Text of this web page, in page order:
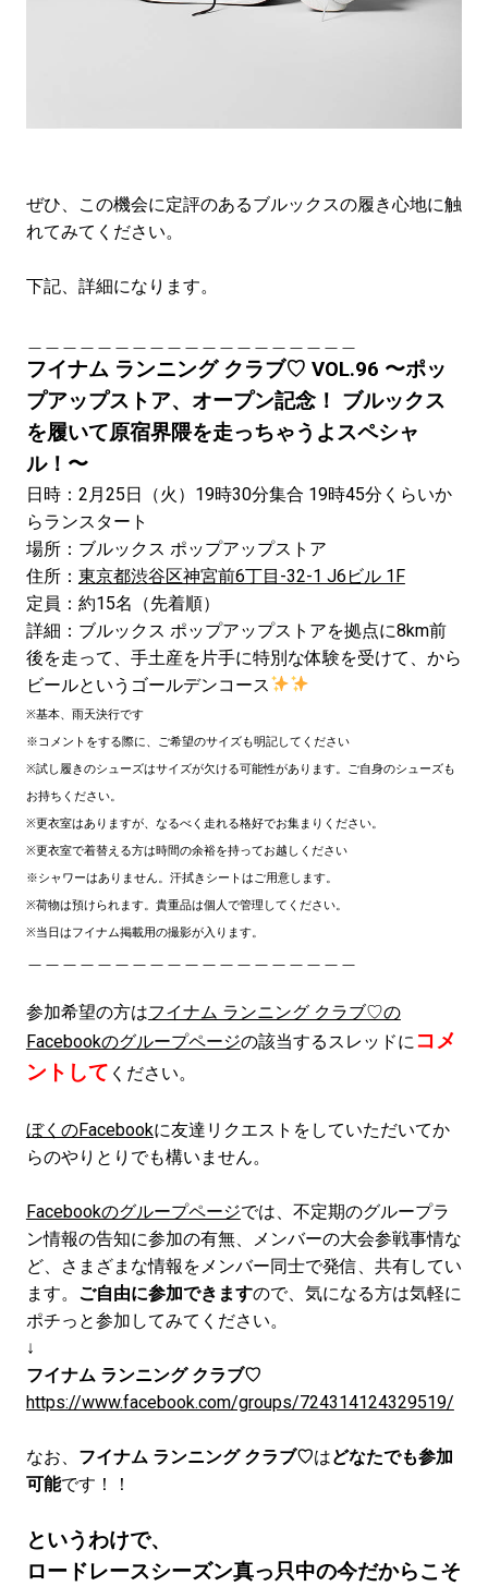
ぜひ、この機会に定評のあるブルックスの履き心地に触
れてみてください。
下記、詳細になります。
フイナム ランニング クラブ♡ VOL.96 〜ポッ
プアップストア、オープン記念！ ブルックス
を履いて原宿界隈を走っちゃうよスペシャ
ル！〜
日時：2月25日（火）19時30分集合 19時45分くらいか
らランスタート
場所：ブルックス ポップアップストア
住所： 東京都渋谷区神宮前6丁目-32-1 J6ビル 1F
定員：約15名（先着順）
詳細：ブルックス ポップアップストアを拠点に8km前
後を走って、手土産を片手に特別な体験を受けて、から
ビールというゴールデンコース
※基本、雨天決行です
※コメントをする際に、ご希望のサイズも明記してください
※試し履きのシューズはサイズが欠ける可能性があります。ご自身のシューズも
お持ちください。
※更衣室はありますが、なるべく走れる格好でお集まりください。
※更衣室で着替える方は時間の余裕を持ってお越しください
※シャワーはありません。汗拭きシートはご用意します。
※荷物は預けられます。貴重品は個人で管理してください。
※当日はフイナム掲載用の撮影が入ります。
参加希望の方はフイナム ランニング クラブ♡の
Facebookのグループページの該当するスレッドに コメ
ントして ください。
ぼくのFacebookに友達リクエストをしていただいてか
らのやりとりでも構いません。
Facebookのグループページでは、不定期のグループラ
ン情報の告知に参加の有無、メンバーの大会参戦事情な
ど、さまざまな情報をメンバー同士で発信、共有してい
ます。 ご自由に参加できますので、気になる方は気軽に
ポチっと参加してみてください。
↓
フイナム ランニング クラブ♡
https://www.facebook.com/groups/724314124329519/
なお、 フイナム ランニング クラブ♡はどなたでも参加
可能です！！
というわけで、
ロードレースシーズン真っ只中の今だからこそ